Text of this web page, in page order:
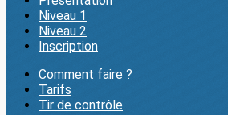
Niveau 1
Niveau 2
Inscription
Comment faire ?
Tarifs
Tir de contrôle